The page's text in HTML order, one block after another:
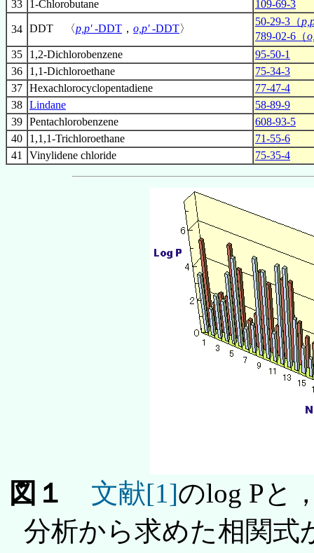
33 1-Chlorobutane 109-69-3
34 DDT 〈p,p'-DDT ， o,p'-DDT〉
50-29-3（
789-02-6（
35
1,2-Dichlorobenzene
95-50-1
36
1,1-Dichloroethane
75-34-3
37 Hexachlorocyclopentadiene
77-47-4
38 Lindane
58-89-9
39 Pentachlorobenzene
608-93-5
40
1,1,1-Trichloroethane
71-55-6
41
Vinylidene chloride 75-35-4
図１ 文献[1]のlog Pと
分析から求めた相関式